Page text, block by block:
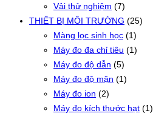
Vải thử nghiệm (7)
THIẾT BỊ MÔI TRƯỜNG (25)
Màng lọc sinh học (1)
Máy đo đa chỉ tiêu (1)
Máy đo độ dẫn (5)
Máy đo độ mặn (1)
Máy đo ion (2)
Máy đo kích thước hạt (1)